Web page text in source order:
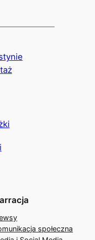
społeczna